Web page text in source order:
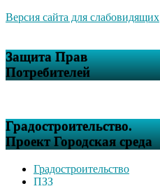
Версия сайта для слабовидящих
Защита Прав
Потребителей
Градостроительство.
Проект Городская среда
Градостроительство
ПЗЗ